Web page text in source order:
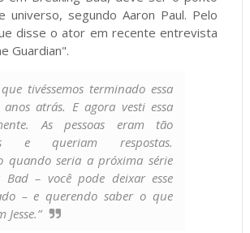
universo, segundo Aaron Paul. Pelo
disse o ator em recente entrevista
Guardian".
que tivéssemos terminado essa
atrás. E agora vesti essa
As pessoas eram tão
e queriam respostas.
quando seria a próxima série
Bad – você pode deixar esse
– e querendo saber o que
Jesse.”